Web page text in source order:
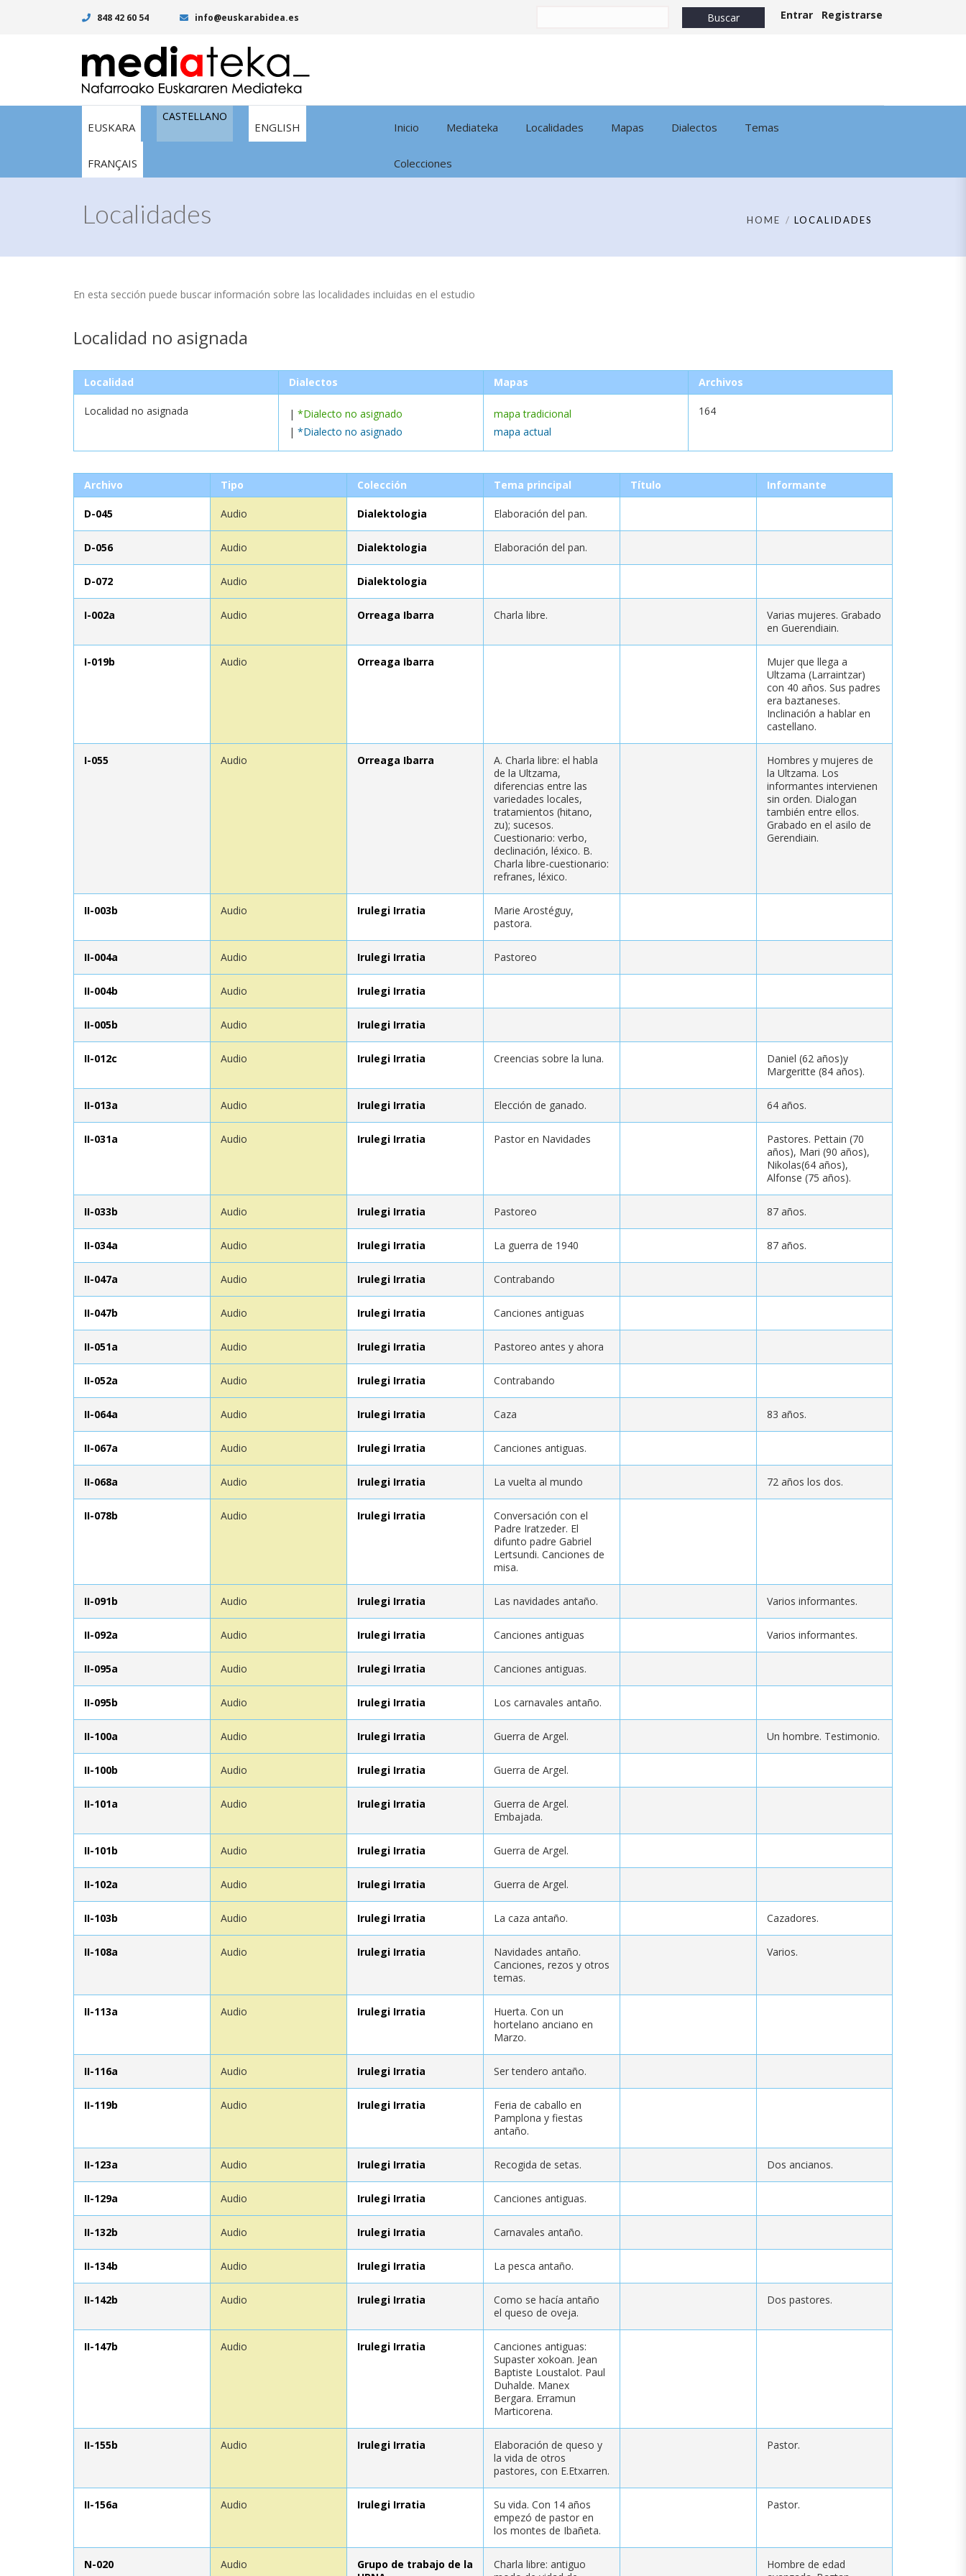
848 42 60 54 info@euskarabidea.es Entrar Registrarse
EUSKARA
CASTELLANO
ENGLISH
FRANÇAIS
Inicio Mediateka Localidades Mapas Dialectos Temas
Colecciones
Localidades HOME LOCALIDADES
En esta sección puede buscar información sobre las localidades incluidas en el estudio
Localidad no asignada
Localidad Dialectos Mapas Archivos
Localidad no asignada | *Dialecto no asignado
| *Dialecto no asignado
mapa tradicional
mapa actual
164
Archivo Tipo Colección Tema principal Título Informante
D-045 Audio Dialektologia Elaboración del pan.
D-056 Audio Dialektologia Elaboración del pan.
D-072 Audio Dialektologia
I-002a Audio Orreaga Ibarra Charla libre.
Varias mujeres. Grabado
en Guerendiain.
I-019b Audio Orreaga Ibarra
Mujer que llega a
Ultzama (Larraintzar)
con 40 años. Sus padres
era baztaneses.
Inclinación a hablar en
castellano.
I-055 Audio Orreaga Ibarra
A. Charla libre: el habla
de la Ultzama,
diferencias entre las
variedades locales,
tratamientos (hitano,
zu); sucesos.
Cuestionario: verbo,
declinación, léxico. B.
Charla libre-cuestionario:
refranes, léxico.
Hombres y mujeres de
la Ultzama. Los
informantes intervienen
sin orden. Dialogan
también entre ellos.
Grabado en el asilo de
Gerendiain.
II-003b Audio Irulegi Irratia
Marie Arostéguy,
pastora.
II-004a Audio Irulegi Irratia Pastoreo
II-004b Audio Irulegi Irratia
II-005b Audio Irulegi Irratia
II-012c Audio Irulegi Irratia Creencias sobre la luna.
Daniel (62 años)y
Margeritte (84 años).
II-013a Audio Irulegi Irratia Elección de ganado. 64 años.
II-031a Audio Irulegi Irratia Pastor en Navidades
Pastores. Pettain (70
años), Mari (90 años),
Nikolas(64 años),
Alfonse (75 años).
II-033b Audio Irulegi Irratia Pastoreo 87 años.
II-034a Audio Irulegi Irratia La guerra de 1940 87 años.
II-047a Audio Irulegi Irratia Contrabando
II-047b Audio Irulegi Irratia Canciones antiguas
II-051a Audio Irulegi Irratia Pastoreo antes y ahora
II-052a Audio Irulegi Irratia Contrabando
II-064a Audio Irulegi Irratia Caza 83 años.
II-067a Audio Irulegi Irratia Canciones antiguas.
II-068a Audio Irulegi Irratia La vuelta al mundo 72 años los dos.
II-078b Audio Irulegi Irratia
Conversación con el
Padre Iratzeder. El
difunto padre Gabriel
Lertsundi. Canciones de
misa.
II-091b Audio Irulegi Irratia Las navidades antaño. Varios informantes.
II-092a Audio Irulegi Irratia Canciones antiguas Varios informantes.
II-095a Audio Irulegi Irratia Canciones antiguas.
II-095b Audio Irulegi Irratia Los carnavales antaño.
II-100a Audio Irulegi Irratia Guerra de Argel. Un hombre. Testimonio.
II-100b Audio Irulegi Irratia Guerra de Argel.
II-101a Audio Irulegi Irratia
Guerra de Argel.
Embajada.
II-101b Audio Irulegi Irratia Guerra de Argel.
II-102a Audio Irulegi Irratia Guerra de Argel.
II-103b Audio Irulegi Irratia La caza antaño. Cazadores.
II-108a Audio Irulegi Irratia
Navidades antaño.
Canciones, rezos y otros
temas.
Varios.
II-113a Audio Irulegi Irratia
Huerta. Con un
hortelano anciano en
Marzo.
II-116a Audio Irulegi Irratia Ser tendero antaño.
II-119b Audio Irulegi Irratia
Feria de caballo en
Pamplona y fiestas
antaño.
II-123a Audio Irulegi Irratia Recogida de setas. Dos ancianos.
II-129a Audio Irulegi Irratia Canciones antiguas.
II-132b Audio Irulegi Irratia Carnavales antaño.
II-134b Audio Irulegi Irratia La pesca antaño.
II-142b Audio Irulegi Irratia
Como se hacía antaño
el queso de oveja.
Dos pastores.
II-147b Audio Irulegi Irratia
Canciones antiguas:
Supaster xokoan. Jean
Baptiste Loustalot. Paul
Duhalde. Manex
Bergara. Erramun
Marticorena.
II-155b Audio Irulegi Irratia
Elaboración de queso y
la vida de otros
pastores, con E.Etxarren.
Pastor.
II-156a Audio Irulegi Irratia
Su vida. Con 14 años
empezó de pastor en
los montes de Ibañeta.
Pastor.
N-020 Audio
Grupo de trabajo de la
Charla libre: antiguo
Hombre de edad